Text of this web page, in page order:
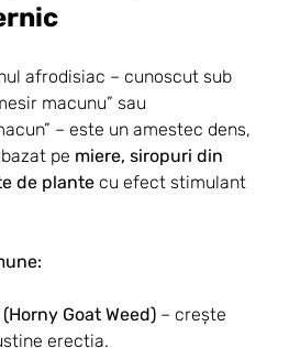
afrodisiac – cunoscut sub
macunu” sau
– este un amestec dens,
pe miere, siropuri din
de plante cu efect stimulant
Goat Weed) – crește
erecția.